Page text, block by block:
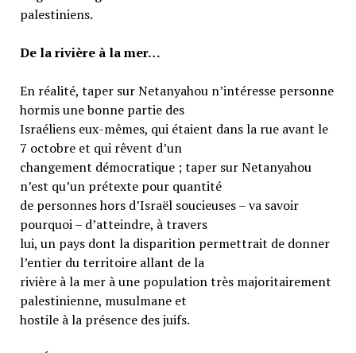
palestiniens.
De la rivière à la mer…
En réalité, taper sur Netanyahou n’intéresse personne
hormis une bonne partie des
Israéliens eux-mêmes, qui étaient dans la rue avant le
7 octobre et qui rêvent d’un
changement démocratique ; taper sur Netanyahou
n’est qu’un prétexte pour quantité
de personnes hors d’Israël soucieuses – va savoir
pourquoi – d’atteindre, à travers
lui, un pays dont la disparition permettrait de donner
l’entier du territoire allant de la
rivière à la mer à une population très majoritairement
palestinienne, musulmane et
hostile à la présence des juifs.